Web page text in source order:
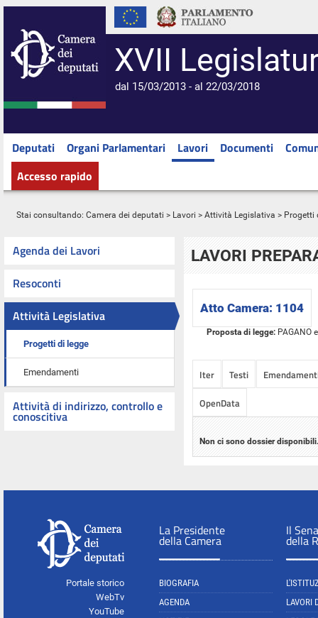
XVII
dal 15/03/2013 - al 22/03/2018
Deputati Organi Parlamentari Lavori Documenti
Accesso rapido
Stai consultando: Camera dei deputati > Lavori > Attività Legislativa > Progetti
Agenda dei Lavori
Resoconti
Attività Legislativa
Progetti di legge
Emendamenti
Attività di indirizzo, controllo e
conoscitiva
LAVORI
Atto Camera: 1104
Proposta di legge:PAGANO
Iter Testi
OpenData
Non ci sono dossier disponibili.
Portale storico
WebTv
YouTube
La Presidente
della Camera
BIOGRAFIA
AGENDA
Il
della
LAVORI